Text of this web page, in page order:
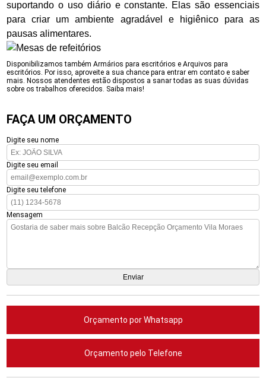
suportando o uso diário e constante. Elas são essenciais
para criar um ambiente agradável e higiênico para as
pausas alimentares.
Disponibilizamos também Armários para escritórios e Arquivos para
escritórios. Por isso, aproveite a sua chance para entrar em contato e saber
mais. Nossos atendentes estão dispostos a sanar todas as suas dúvidas
sobre os trabalhos oferecidos. Saiba mais!
FAÇA UM ORÇAMENTO
Digite seu nome
Digite seu email
Digite seu telefone
Mensagem
Orçamento por Whatsapp
Orçamento pelo Telefone